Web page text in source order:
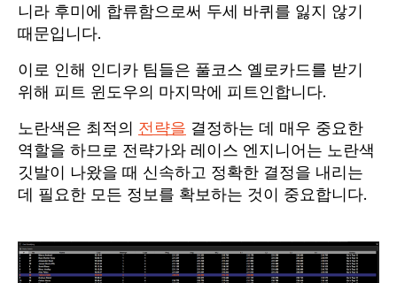
니라 후미에 합류함으로써 두세 바퀴를 잃지 않기
때문입니다.
이로 인해 인디카 팀들은 풀코스 옐로카드를 받기
위해 피트 윈도우의 마지막에 피트인합니다.
노란색은 최적의 전략을 결정하는 데 매우 중요한
역할을 하므로 전략가와 레이스 엔지니어는 노란색
깃발이 나왔을 때 신속하고 정확한 결정을 내리는
데 필요한 모든 정보를 확보하는 것이 중요합니다.